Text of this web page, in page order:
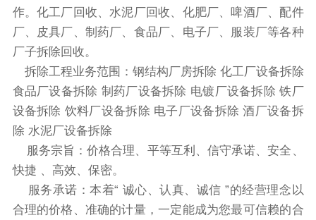
作。化工厂回收、水泥厂回收、化肥厂、啤酒厂、配件
厂、皮具厂、制药厂、食品厂、电子厂、服装厂等各种
厂子拆除回收。
拆除工程业务范围：钢结构厂房拆除 化工厂设备拆除
食品厂设备拆除 制药厂设备拆除 电镀厂设备拆除 铁厂
设备拆除 饮料厂设备拆除 电子厂设备拆除 酒厂设备拆
除 水泥厂设备拆除
服务宗旨：价格合理、平等互利、信守承诺、安全、
快捷 、高效、保密。
服务承诺：本着“ 诚心、认真、诚信 ”的经营理念以
合理的价格、准确的计量，一定能成为您最可信赖的合